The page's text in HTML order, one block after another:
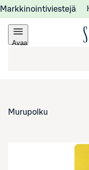
Markkinointiviestejä
Avaa
Murupolku